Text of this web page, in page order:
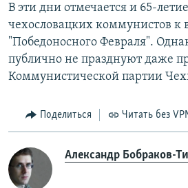
В эти дни отмечается и 65-
чехословацких коммунистов к
"Победоносного Февраля".
публично не празднуют даже
Коммунистической партии
Поделиться Читать без
Александр Бобраков-